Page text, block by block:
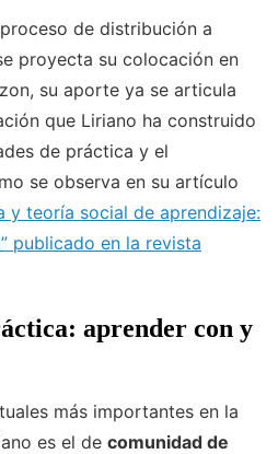
de distribución a
proyecta su colocación en
su aporte ya se articula
que Liriano ha construido
de práctica y el
se observa en su artículo
y teoría social de aprendizaje:
publicado en la revista
aprender con y
más importantes en la
es el de comunidad de